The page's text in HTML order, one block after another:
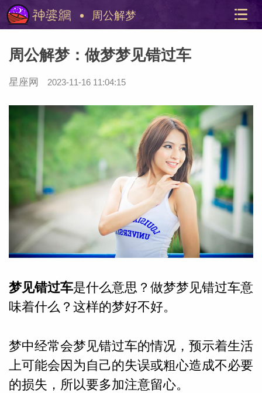
美国神
周公解梦
站内导
周公解梦：做梦梦见错过车
星座网 2023-11-16 11:04:15
梦见错过车是什么意思？做梦梦见错过车意
味着什么？ 这样的梦好不好。
梦中经常会梦见错过车的情况，预示着生活
上可能会因为自己的失误或粗心造成不必要
的损失，所以要多加注意留心。